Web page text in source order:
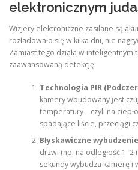
elektronicznym
Wizjery elektroniczne zasilane są
rozładowało się w kilka dni, nie
Zamiast tego działa w inteligentnym
zaawansowaną detekcję:
Technologia PIR
kamery wbudowany jest
temperatury – czyli na
spadające liście, przeciągi
Błyskawiczne
drzwi (np. na odległość 1–2
sekundy wybudza kamerę i